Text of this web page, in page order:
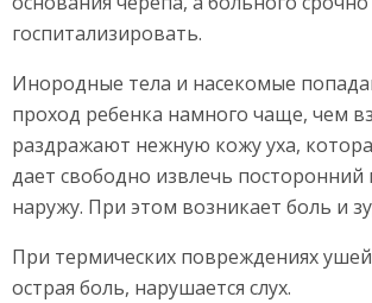
госпитализировать.
Инородные тела и насекомые
проход ребенка намного чаще, чем
раздражают нежную кожу уха,
дает свободно извлечь посторонний
наружу. При этом возникает боль и
При термических повреждениях ушей
острая боль, нарушается слух.